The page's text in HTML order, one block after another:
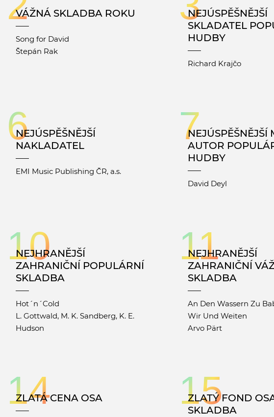
VÁŽNÁ SKLADBA ROKU
Song for David
Štepán Rak
NEJÚSPĚŠNĚJŠÍ
SKLADATEL
HUDBY
Richard Krajčo
6
NEJÚSPĚŠNĚJŠÍ
NAKLADATEL
EMI Music Publishing ČR, a.s.
7
NEJÚSPĚŠNĚJŠÍ
AUTOR
HUDBY
David Deyl
10
NEJHRANĚJŠÍ
ZAHRANIČNÍ POPULÁRNÍ
SKLADBA
Hot´n´Cold
L. Gottwald, M. K. Sandberg, K. E.
Hudson
11
NEJHRANĚJŠÍ
ZAHRANIČNÍ
SKLADBA
An Den Wassern Zu
Wir Und Weiten
Arvo Pärt
14
ZLATÁ CENA OSA 15
ZLATÝ FOND
SKLADBA